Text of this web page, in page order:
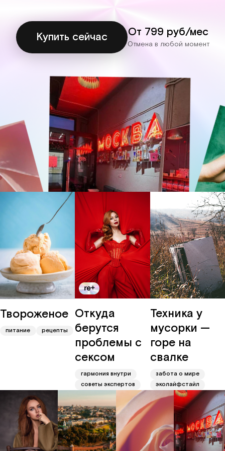
Купить сейчас От 799 руб/мес
Отмена в любой момент
Твороженое
питание рецепты
Откуда
берутся
проблемы с
сексом
гармония внутри
советы экспертов
Техника у
мусорки —
горе на
свалке
забота о мире
эколайфстайл